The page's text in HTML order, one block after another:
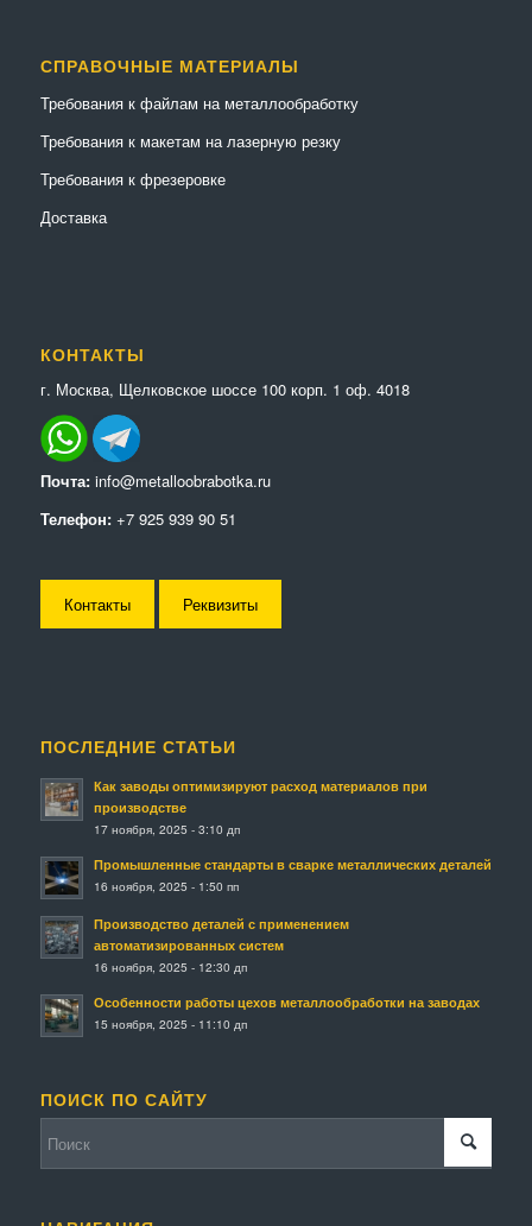
СПРАВОЧНЫЕ МАТЕРИАЛЫ
Требования к файлам на металлообработку
Требования к макетам на лазерную резку
Требования к фрезеровке
Доставка
КОНТАКТЫ
г. Москва, Щелковское шоссе 100 корп. 1 оф. 4018
Почта: info@metalloobrabotka.ru
Телефон: +7 925 939 90 51
Контакты Реквизиты
ПОСЛЕДНИЕ СТАТЬИ
Как заводы оптимизируют расход материалов при
производстве
17 ноября, 2025 - 3:10 дп
Промышленные стандарты в сварке металлических деталей
16 ноября, 2025 - 1:50 пп
Производство деталей с применением
автоматизированных систем
16 ноября, 2025 - 12:30 дп
Особенности работы цехов металлообработки на заводах
15 ноября, 2025 - 11:10 дп
ПОИСК ПО САЙТУ